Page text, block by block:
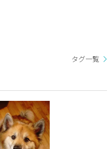
タグ一覧